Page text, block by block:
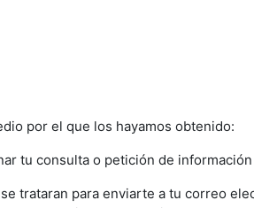
por el que los hayamos obtenido:
tu consulta o petición de
trataran para enviarte a tu correo